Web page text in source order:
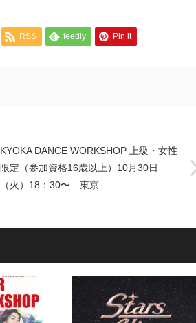
RSS feedly Pin it
KYOKA DANCE WORKSHOP 上級・女性
限定（参加資格16歳以上）10月30日
（火）18：30〜 東京